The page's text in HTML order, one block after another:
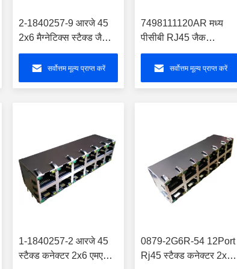
2-1840257-9 आरजे 45
2x6 मैग्नेटिक्स स्टैक्ड जैक
गिगाबिट लैन 10/100/1000
बेस-टी
सर्वोत्तम मूल्य प्राप्त करें
7498111120AR मध्य
पीसीबी RJ45 जैक
1000Base-T SMT
औद्योगिक तापमान
सर्वोत्तम मूल्य प्राप्त करें
1-1840257-2 आरजे 45
स्टैक्ड कनेक्टर 2x6 एमएजी
0879-2G6R-54 12Port
Rj45 स्टैक्ड कनेक्टर 2x6